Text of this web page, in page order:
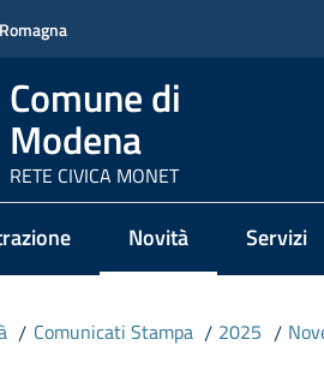
Comune di
Modena
RETE CIVICA MONET
Novità
Menu selezionato
Servizi
/ Comunicati Stampa / 2025 /